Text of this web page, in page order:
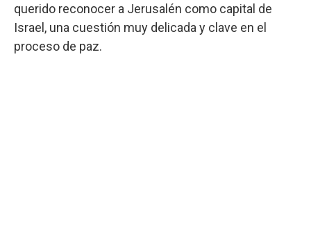
querido reconocer a Jerusalén como capital de
Israel, una cuestión muy delicada y clave en el
proceso de paz.